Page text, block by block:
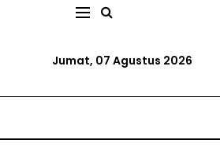
Jumat, 07 Agustus 2026